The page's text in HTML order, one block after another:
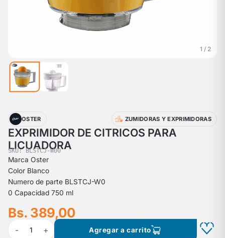
1 / 2
OSTER ZUMIDORAS Y EXPRIMIDORAS
EXPRIMIDOR DE CITRICOS PARA
LICUADORA
SKU: BLSTCJ-W00
Marca Oster
Color Blanco
Numero de parte BLSTCJ-W0
0 Capacidad 750 ml
Bs. 389,00
- 1 + Agregar a carrito